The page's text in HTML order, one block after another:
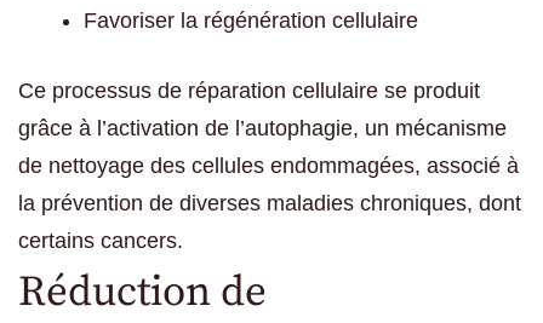
Favoriser la régénération cellulaire
Ce processus de réparation cellulaire se produit
grâce à l’activation de l’autophagie, un mécanisme
de nettoyage des cellules endommagées, associé à
la prévention de diverses maladies chroniques, dont
certains cancers.
Réduction de